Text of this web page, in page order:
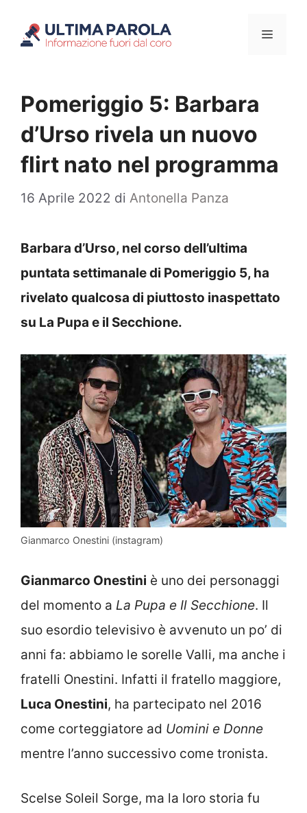
Menu
Pomeriggio 5: Barbara
d’Urso rivela un nuovo
flirt nato nel programma
16 Aprile 2022 di Antonella Panza
Barbara d’Urso, nel corso dell’ultima
puntata settimanale di Pomeriggio 5, ha
rivelato qualcosa di piuttosto inaspettato
su La Pupa e il Secchione.
Gianmarco Onestini (instagram)
Gianmarco Onestini è uno dei personaggi
del momento a La Pupa e Il Secchione. Il
suo esordio televisivo è avvenuto un po’ di
anni fa: abbiamo le sorelle Valli, ma anche i
fratelli Onestini. Infatti il fratello maggiore,
Luca Onestini, ha partecipato nel 2016
come corteggiatore ad Uomini e Donne
mentre l’anno successivo come tronista.
Scelse Soleil Sorge, ma la loro storia fu